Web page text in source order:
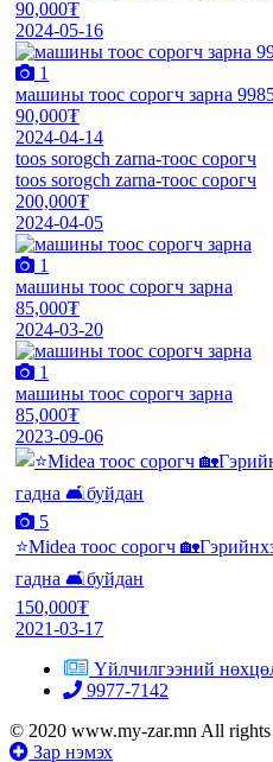
90,000₮
2024-05-16
1
машины тоос сорогч зарна
90,000₮
2024-04-14
toos sorogch zarna-тоос сорогч
toos sorogch zarna-тоос сорогч
200,000₮
2024-04-05
1
машины тоос сорогч зарна
85,000₮
2024-03-20
1
машины тоос сорогч зарна
85,000₮
2023-09-06
5
⭐️Midea тоос сорогч
гадна 🛋буйдан
150,000₮
2021-03-17
Үйлчилгээний
9977-7142
© 2020 www.my-zar.mn All rights
Зар нэмэх